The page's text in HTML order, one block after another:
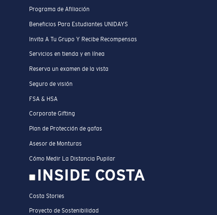
Programa de Afiliación
Beneficios Para Estudiantes UNIDAYS
Invita A Tu Grupo Y Recibe Recompensas
Servicios en tienda y en línea
Reserva un examen de la vista
Seguro de visión
FSA & HSA
Corporate Gifting
Plan de Protección de gafas
Asesor de Monturas
Cómo Medir La Distancia Pupilar
INSIDE COSTA
Costa Stories
Proyecto de Sostenibilidad